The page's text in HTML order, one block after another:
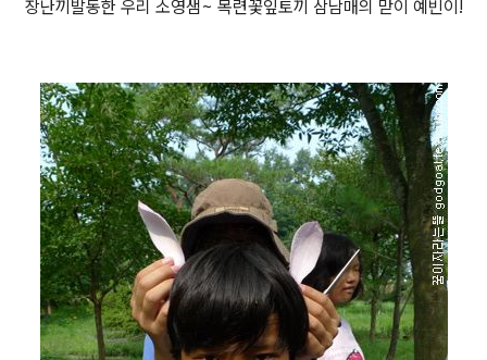
장난끼발동한 우리 소영샘~ 목련꽃잎토끼 삼남매의 맏이 예빈이!